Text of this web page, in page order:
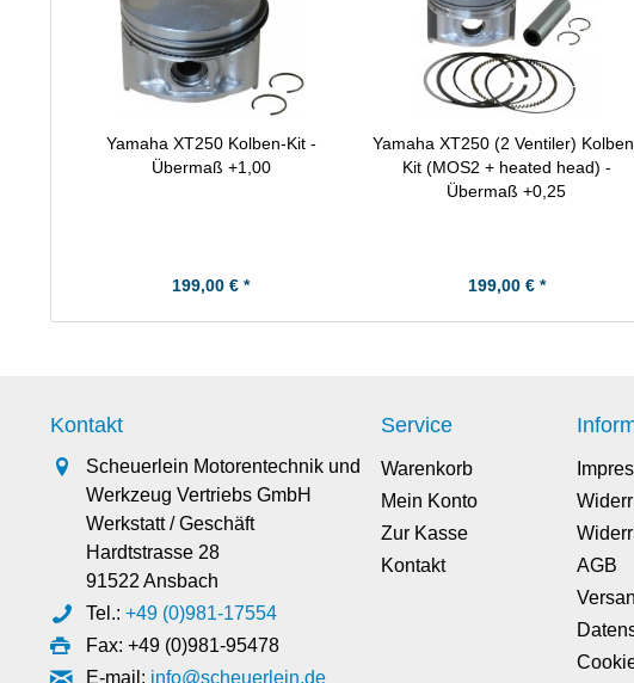
Yamaha XT250 Kolben-Kit -
Übermaß +1,00
199,00 € *
Yamaha XT250 (2 Ventiler)
Kit (MOS2 + heated head) -
Übermaß +0,25
199,00 € *
Kontakt
Scheuerlein Motorentechnik und
Werkzeug Vertriebs GmbH
Werkstatt / Geschäft
Hardtstrasse 28
91522 Ansbach
Tel.: +49 (0)981-17554
Fax: +49 (0)981-95478
E-mail: info@scheuerlein.de
Service
Warenkorb
Mein Konto
Zur Kasse
Kontakt
AGB